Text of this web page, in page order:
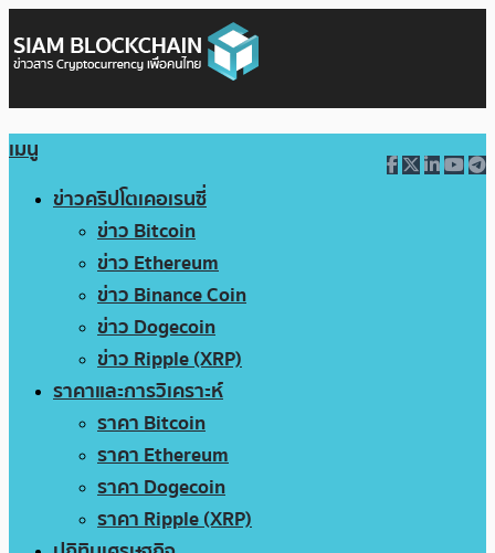
เมนู
ข่าวคริปโตเคอเรนซี่
ข่าว Bitcoin
ข่าว Ethereum
ข่าว Binance Coin
ข่าว Dogecoin
ข่าว Ripple (XRP)
ราคาและการวิเคราะห์
ราคา Bitcoin
ราคา Ethereum
ราคา Dogecoin
ราคา Ripple (XRP)